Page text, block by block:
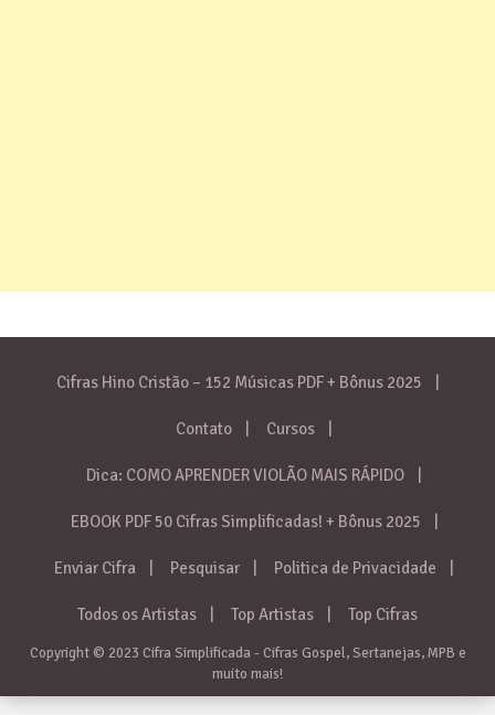
Cifras Hino Cristão – 152 Músicas PDF + Bônus 2025
Contato Cursos
Dica: COMO APRENDER VIOLÃO MAIS RÁPIDO
EBOOK PDF 50 Cifras Simplificadas! + Bônus 2025
Enviar Cifra Pesquisar Politica de Privacidade
Todos os Artistas Top Artistas Top Cifras
Copyright © 2023 Cifra Simplificada - Cifras Gospel, Sertanejas, MPB e
muito mais!